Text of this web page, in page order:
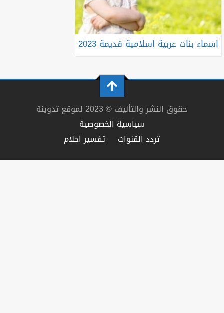
اسماء بنات عربية اسلامية قديمة 2023
حقوق النشر والتأليف © 2023 لموقع تدوينة
سياسية الخصوصية
تردد القنوات
تفسير احلام